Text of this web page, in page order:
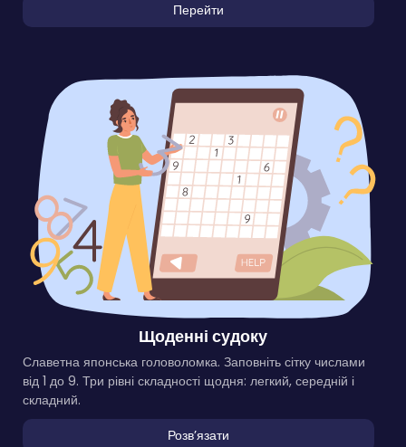
Перейти
Щоденні судоку
Славетна японська головоломка. Заповніть сітку числами
від 1 до 9. Три рівні складності щодня: легкий, середній і
складний.
Розвʼязати